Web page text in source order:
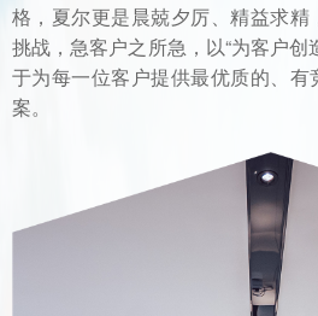
格，夏尔更是晨兢夕厉、精益求
挑战，急客户之所急，以“为客户创
于为每一位客户提供最优质的、
案。